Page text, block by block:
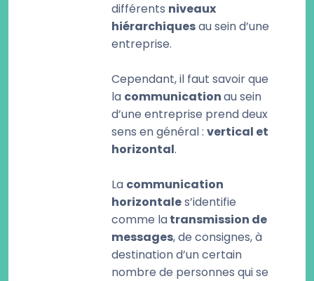
différents niveaux
hiérarchiquesau sein d’une
entreprise.
Cependant, il faut savoir que
la communicationau sein
d’une entreprise prend deux
sens en général : vertical et
horizontal.
La communication
horizontales’identifie
comme latransmission de
messages, de consignes, à
destination d’un certain
nombre de personnes qui se